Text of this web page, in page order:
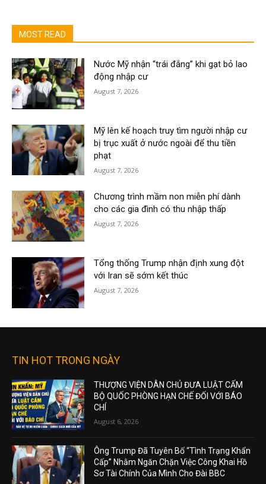
MOST READ
Nước Mỹ nhận “trái đắng” khi gạt bỏ lao
động nhập cư
August 7, 2026
Mỹ lên kế hoạch truy tìm người nhập cư
bị trục xuất ở nước ngoài để thu tiền
phạt
August 7, 2026
Chương trình mầm non miễn phí dành
cho các gia đình có thu nhập thấp
August 7, 2026
Tổng thống Trump nhận định xung đột
với Iran sẽ sớm kết thúc
August 7, 2026
TIN HOT TRONG NGÀY
THƯỢNG VIỆN DÂN CHỦ ĐƯA LUẬT CẤM
BỘ QUỐC PHÒNG HẠN CHẾ ĐỐI VỚI BÁO
CHÍ
August 6, 2026
Ông Trump Đã Tuyên Bố “Tình Trạng Khẩn
Cấp” Nhằm Ngăn Chặn Việc Công Khai Hồ
Sơ Tài Chính Của Mình Cho Đài BBC